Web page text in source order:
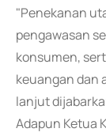
"Penekanan
pengawasan
konsumen,
keuangan dan
lanjut
Adapun Ketua